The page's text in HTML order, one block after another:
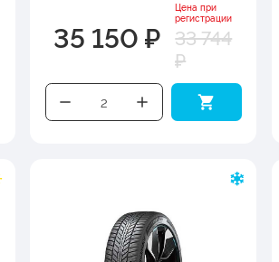
35 150 ₽
Цена при
регистрации
33 744
₽